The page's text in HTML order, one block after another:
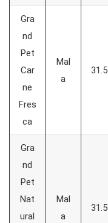
Gra
nd
Pet
Car
ne
Fres
ca
Mal
a
31.5
Gra
nd
Pet
Nat
ural
Mal
a
31.5